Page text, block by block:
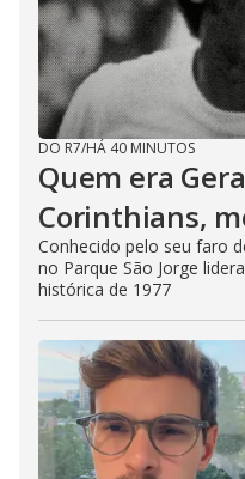
DO R7/HÁ 40 MINUTOS
Quem era
Corinthians,
Conhecido pelo seu faro
no Parque São Jorge
histórica de 1977